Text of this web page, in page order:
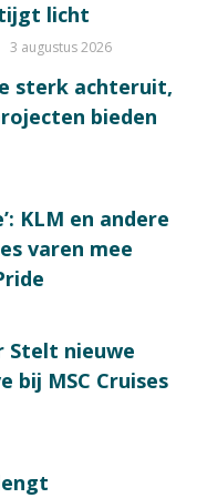
licht
3 augustus 2026
sterk achteruit,
bieden
KLM en andere
varen mee
Stelt nieuwe
bij MSC Cruises